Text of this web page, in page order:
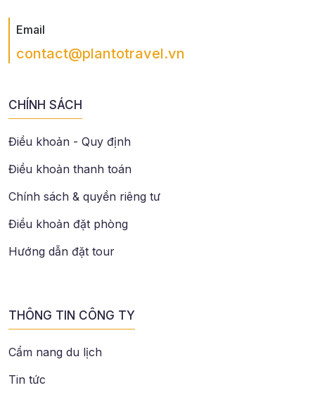
Email
contact@plantotravel.vn
CHÍNH SÁCH
Điều khoản - Quy định
Điều khoản thanh toán
Chính sách & quyền riêng tư
Điều khoản đặt phòng
Hướng dẫn đặt tour
THÔNG TIN CÔNG TY
Cẩm nang du lịch
Tin tức